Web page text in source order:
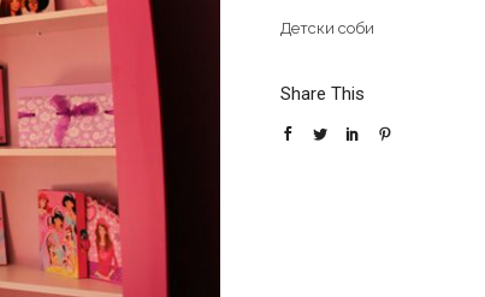
Детски соби
Share This